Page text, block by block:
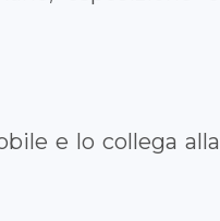
e lo collega alla